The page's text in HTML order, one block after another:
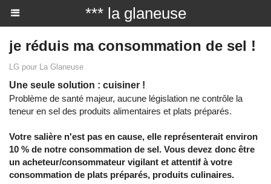
*** la glaneuse
je réduis ma consommation de sel !
LG pour La Glaneuse
Une seule solution : cuisiner !
Problème de santé majeur, aucune législation ne contrôle la
teneur en sel des produits alimentaires et plats préparés.
Votre salière n'est pas en cause, elle représenterait environ
10 % de notre consommation de sel. Vous devez donc être
un acheteur/consommateur vigilant et attentif à votre
consommation de plats préparés, produits culinaires.